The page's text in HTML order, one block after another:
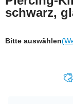
schwarz,
Bitte auswählen